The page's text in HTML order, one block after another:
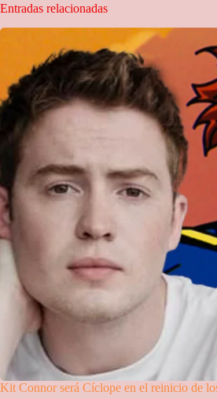
Entradas relacionadas
Kit Connor será Cíclope en el reinicio de